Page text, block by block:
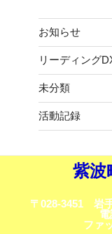
お知らせ
リーディング
未分類
活動記録
紫波
〒028-3451 岩
ファ